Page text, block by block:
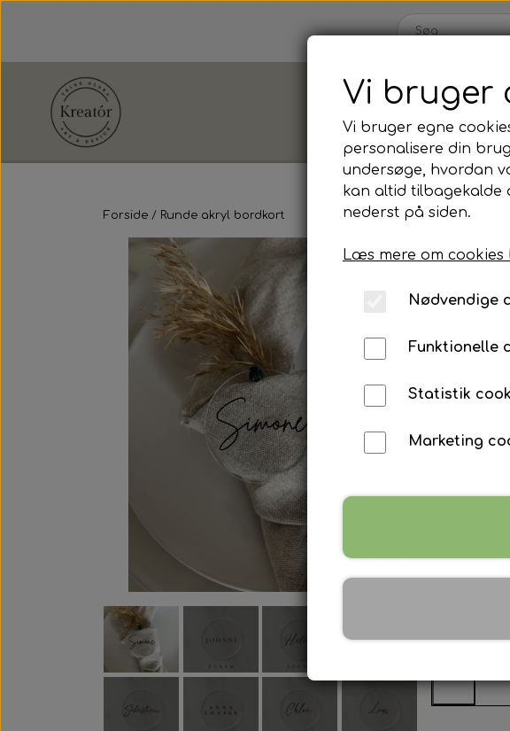
Forside Runde akryl bordkort
Type et
Serie
−
Vi bruger
Vi bruger egne
personalisere din
undersøge, hvordan
kan altid tilbagekalde
nederst på siden.
Læs mere om cookies
Nødvendige
Funktionelle
Statistik
Marketing